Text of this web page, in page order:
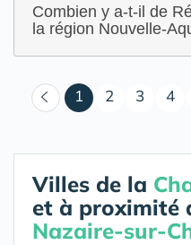
Combien y a-t-il de
la région Nouvelle-
1 (courant)
2 3 4
Villes de la
et à proximité
Nazaire-sur-